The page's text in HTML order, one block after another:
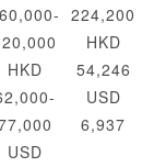
HKD
USD
224,200
HKD
54,246
USD
6,937